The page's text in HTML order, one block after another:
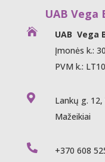
UAB Vega

UAB Vega
Įmonės k.:
PVM k.:

Lankų g.
Mažeikiai
 +370 608